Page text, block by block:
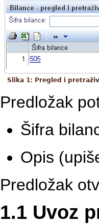
Slika 1: Pregled i
Predložak
Šifra
Opis
Predložak
1.1 Uvoz